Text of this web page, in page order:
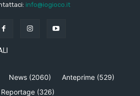
info@iogioco.it
News (2060) Anteprime (529)
Reportage (326)